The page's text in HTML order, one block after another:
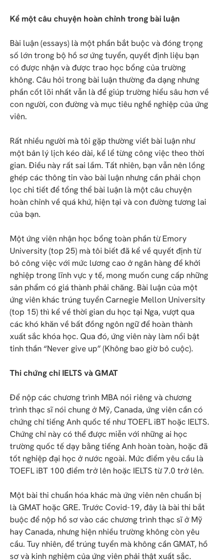
Kể một câu chuyện hoàn chỉnh trong bài luận
Bài luận (essays) là một phần bắt buộc và đóng trọng
số lớn trong bộ hồ sơ ứng tuyển, quyết định liệu bạn
có được nhận và được trao học bổng của trường
không. Câu hỏi trong bài luận thường đa dạng nhưng
phần cốt lõi nhất vẫn là để giúp trường hiểu sâu hơn về
con người, con đường và mục tiêu nghề nghiệp của ứng
viên.
Rất nhiều người mà tôi gặp thường viết bài luận như
một bản lý lịch kéo dài, kể lể từng công việc theo thời
gian. Điều này rất sai lầm. Tất nhiên, bạn vẫn nên lồng
ghép các thông tin vào bài luận nhưng cần phải chọn
lọc chi tiết để tổng thể bài luận là một câu chuyện
hoàn chỉnh về quá khứ, hiện tại và con đường tương lai
của bạn.
Một ứng viên nhận học bổng toàn phần từ Emory
University (top 25) mà tôi biết đã kể về quyết định từ
bỏ công việc với mức lương cao ở ngân hàng để khởi
nghiệp trong lĩnh vực y tế, mong muốn cung cấp những
sản phẩm có giá thành phải chăng. Bài luận của một
ứng viên khác trúng tuyển Carnegie Mellon University
(top 15) thì kể về thời gian du học tại Nga, vượt qua
các khó khăn về bất đồng ngôn ngữ để hoàn thành
xuất sắc khóa học. Qua đó, ứng viên này làm nổi bật
tinh thần “Never give up” (Không bao giờ bỏ cuộc).
Thi chứng chỉ IELTS và GMAT
Để nộp các chương trình MBA nói riêng và chương
trình thạc sĩ nói chung ở Mỹ, Canada, ứng viên cần có
chứng chỉ tiếng Anh quốc tế như TOEFL iBT hoặc IELTS.
Chứng chỉ này có thể được miễn với những ai học
trường quốc tế dạy bằng tiếng Anh hoàn toàn, hoặc đã
tốt nghiệp đại học ở nước ngoài. Mức điểm yêu cầu là
TOEFL iBT 100 điểm trở lên hoặc IELTS từ 7.0 trở lên.
Một bài thi chuẩn hóa khác mà ứng viên nên chuẩn bị
là GMAT hoặc GRE. Trước Covid-19, đây là bài thi bắt
buộc để nộp hồ sơ vào các chương trình thạc sĩ ở Mỹ
hay Canada, nhưng hiện nhiều trường không còn yêu
cầu. Tuy nhiên, để trúng tuyển mà không cần GMAT, hồ
sơ và kinh nghiệm của ứng viên phải thật xuất sắc.